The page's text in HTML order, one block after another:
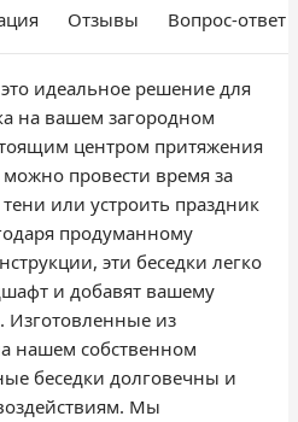
Отзывы Вопрос-ответ
идеальное решение для
на вашем загородном
центром притяжения
провести время за
или устроить праздник
продуманному
эти беседки легко
и добавят вашему
Изготовленные из
нашем собственном
беседки долговечны и
Мы